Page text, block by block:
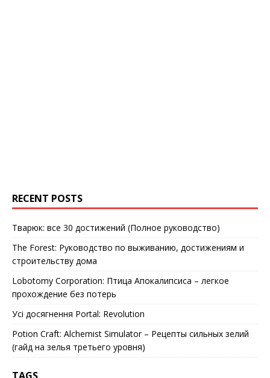
RECENT POSTS
Тварюк: все 30 достижений (Полное руководство)
The Forest: Руководство по выживанию, достижениям и
строительству дома
Lobotomy Corporation: Птица Апокалипсиса – легкое
прохождение без потерь
Усі досягнення Portal: Revolution
Potion Craft: Alchemist Simulator – Рецепты сильных зелий
(гайд на зелья третьего уровня)